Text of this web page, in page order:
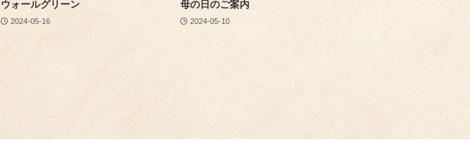
ウォールグリーン
2024-05-16
母の日のご案内
2024-05-10